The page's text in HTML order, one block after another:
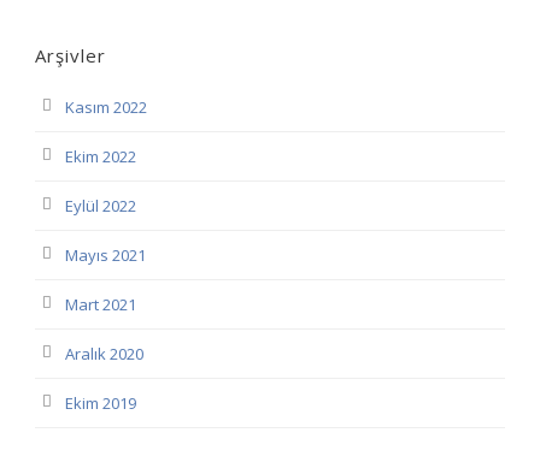
Arşivler
Kasım 2022
Ekim 2022
Eylül 2022
Mayıs 2021
Mart 2021
Aralık 2020
Ekim 2019